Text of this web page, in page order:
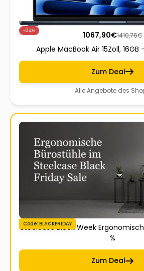
-24% 1067,90€1410,76€
Apple MacBook Air 15Zoll,
Zum Deal
Alle Angebote des
Code: BLACKFRIDAY
Steelcase Black Week
%
Zum Deal